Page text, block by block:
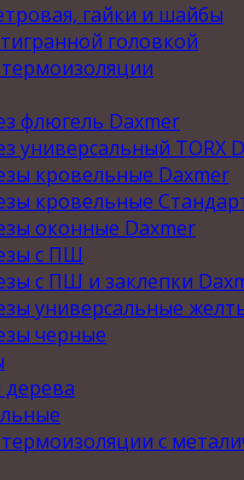
гайки и шайбы
головкой
флюгель Daxmer
универсальный TORX
кровельные Daxmer
кровельные
оконные Daxmer
с ПШ
с ПШ и заклепки
универсальные
черные
с